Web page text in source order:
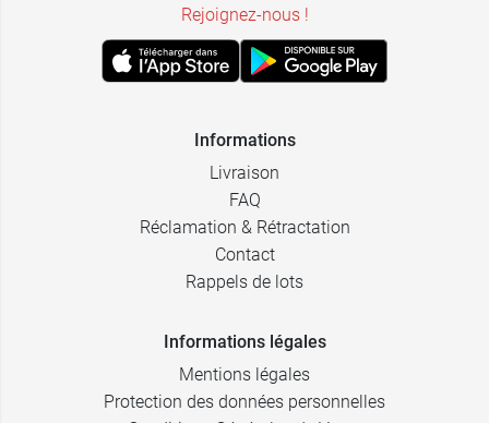
Rejoignez-nous !
Informations
Livraison
FAQ
Réclamation & Rétractation
Contact
Rappels de lots
Informations légales
Mentions légales
Protection des données personnelles